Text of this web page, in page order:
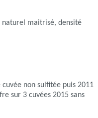
maitrisé, densité
non sulfitée puis 2011
sur 3 cuvées 2015 sans